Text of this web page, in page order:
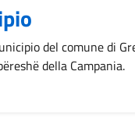
del comune di
della Campania.